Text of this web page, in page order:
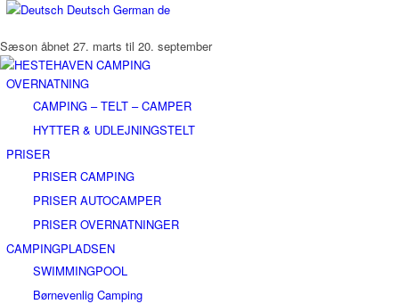
Deutsch German de
Sæson åbnet 27. marts til 20. september
OVERNATNING
CAMPING – TELT – CAMPER
HYTTER & UDLEJNINGSTELT
PRISER
PRISER CAMPING
PRISER AUTOCAMPER
PRISER OVERNATNINGER
CAMPINGPLADSEN
SWIMMINGPOOL
Børnevenlig Camping